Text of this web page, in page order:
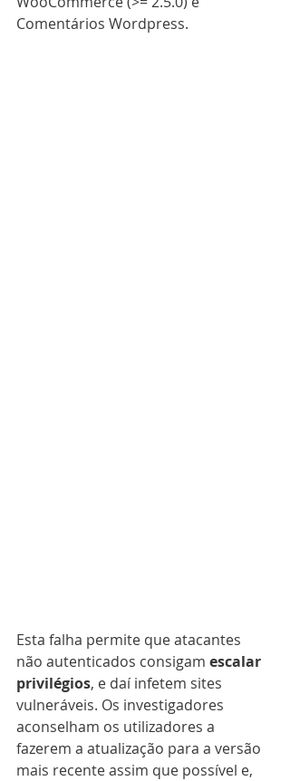
Comentários Wordpress.
Esta falha permite que atacantes
não autenticados consigam escalar
privilégios, e daí infetem sites
vulneráveis. Os investigadores
aconselham os utilizadores a
fazerem a atualização para a versão
mais recente assim que possível e,